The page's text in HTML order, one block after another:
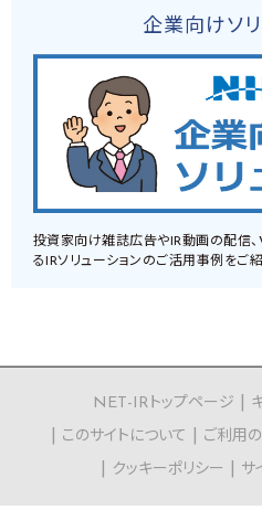
企業向けソ
投資家向け雑誌広告やIR動画の配信、
るIRソリューションのご活用事例をご紹
NET-IRトップページ
このサイトについて
ご利用
クッキーポリシー
サ